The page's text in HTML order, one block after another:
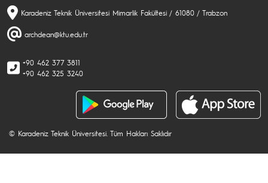
Karadeniz Teknik Üniversitesi Mimarlik Fakültesi / 61080 / Trabzon
archdean@ktu.edu.tr
+90 462 377 3811
+90 462 325 3240
© Karadeniz Teknik Üniversitesi. Tüm Hakları Saklıdır